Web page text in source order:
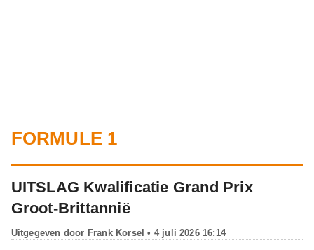
FORMULE 1
UITSLAG Kwalificatie Grand Prix
Groot-Brittannië
Uitgegeven door Frank Korsel • 4 juli 2026 16:14